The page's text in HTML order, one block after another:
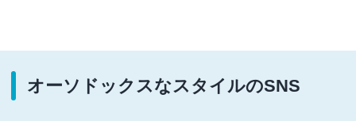
オーソドックスなスタイルのSNS